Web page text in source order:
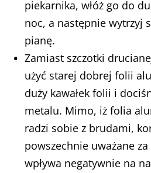
piekarnika, włóż go do
noc, a następnie wytrzyj
pianę.
Zamiast szczotki
użyć starej dobrej folii
duży kawałek folii i
metalu. Mimo, iż folia
radzi sobie z brudami,
powszechnie uważane
wpływa negatywnie na